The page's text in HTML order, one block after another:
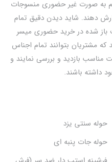
به صورت غیر حضوری منسوجات
دهند. شاید دیدن دقیق تمام
شده در خرید حضوری میسر
مشتریان بتوانند تمام اجناس
مناسب بازدید و بررسی نمایند و
داشته باشند.
حوله سنتی یزد
حوله جات پنبه ای